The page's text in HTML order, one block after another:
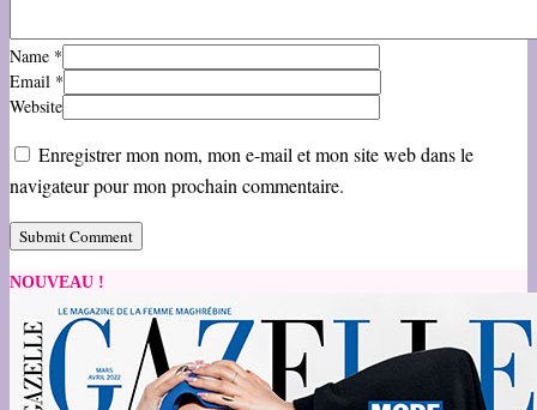
Name *
Email *
Website
Enregistrer mon nom, mon e-mail et mon site web dans le
navigateur pour mon prochain commentaire.
NOUVEAU !